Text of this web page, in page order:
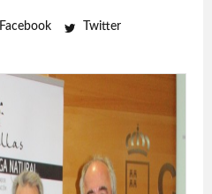
Facebook Twitter